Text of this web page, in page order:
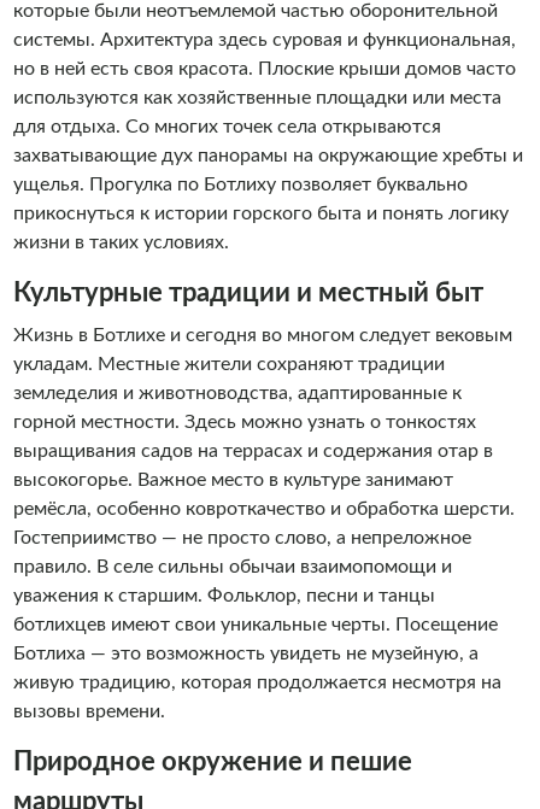
которые были неотъемлемой частью оборонительной
системы. Архитектура здесь суровая и функциональная,
но в ней есть своя красота. Плоские крыши домов часто
используются как хозяйственные площадки или места
для отдыха. Со многих точек села открываются
захватывающие дух панорамы на окружающие хребты и
ущелья. Прогулка по Ботлиху позволяет буквально
прикоснуться к истории горского быта и понять логику
жизни в таких условиях.
Культурные традиции и местный быт
Жизнь в Ботлихе и сегодня во многом следует вековым
укладам. Местные жители сохраняют традиции
земледелия и животноводства, адаптированные к
горной местности. Здесь можно узнать о тонкостях
выращивания садов на террасах и содержания отар в
высокогорье. Важное место в культуре занимают
ремёсла, особенно ковроткачество и обработка шерсти.
Гостеприимство — не просто слово, а непреложное
правило. В селе сильны обычаи взаимопомощи и
уважения к старшим. Фольклор, песни и танцы
ботлихцев имеют свои уникальные черты. Посещение
Ботлиха — это возможность увидеть не музейную, а
живую традицию, которая продолжается несмотря на
вызовы времени.
Природное окружение и пешие
маршруты